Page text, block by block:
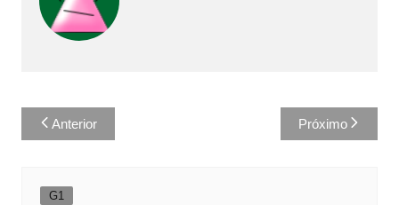
Navegação
de
Anterior Próximo
G1